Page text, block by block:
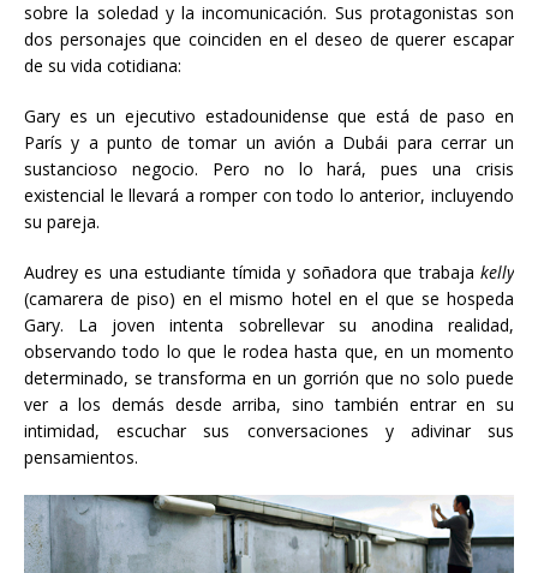
sobre la soledad y la incomunicación. Sus protagonistas son
dos personajes que coinciden en el deseo de querer escapar
de su vida cotidiana:
Gary es un ejecutivo estadounidense que está de paso en
París y a punto de tomar un avión a Dubái para cerrar un
sustancioso negocio. Pero no lo hará, pues una crisis
existencial le llevará a romper con todo lo anterior, incluyendo
su pareja.
Audrey es una estudiante tímida y soñadora que trabaja kelly
(camarera de piso) en el mismo hotel en el que se hospeda
Gary. La joven intenta sobrellevar su anodina realidad,
observando todo lo que le rodea hasta que, en un momento
determinado, se transforma en un gorrión que no solo puede
ver a los demás desde arriba, sino también entrar en su
intimidad, escuchar sus conversaciones y adivinar sus
pensamientos.